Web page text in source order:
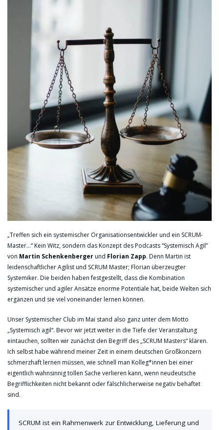
„Treffen sich ein systemischer Organisationsentwickler und ein SCRUM-
Master…“ Kein Witz, sondern das Konzept des Podcasts “Systemisch Agil”
von Martin Schenkenbergerund Florian Zapp. Denn Martin ist
leidenschaftlicher Agilist und SCRUM Master; Florian überzeugter
Systemiker. Die beiden haben festgestellt, dass die Kombination
systemischer und agiler Ansätze enorme Potentiale hat, beide Welten sich
ergänzen und sie viel voneinander lernen können.
Unser Systemischer Club im Mai stand also ganz unter dem Motto
„Systemisch agil“. Bevor wir jetzt weiter in die Tiefe der Veranstaltung
eintauchen, sollten wir zunächst den Begriff des „SCRUM Masters“ klären.
Ich selbst habe während meiner Zeit in einem deutschen Großkonzern
schmerzhaft lernen müssen, wie schnell man Kolleg*innen bei einer
eigentlich wahnsinnig tollen Sache verlieren kann, wenn neudeutsche
Begrifflichkeiten nicht bekannt oder fälschlicherweise negativ behaftet
sind.
SCRUM ist ein Rahmenwerk zur Entwicklung, Lieferung und